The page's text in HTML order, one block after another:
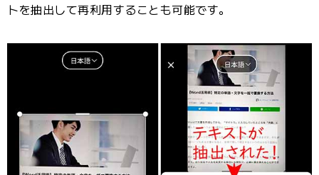
トを抽出して再利用することも可能です。